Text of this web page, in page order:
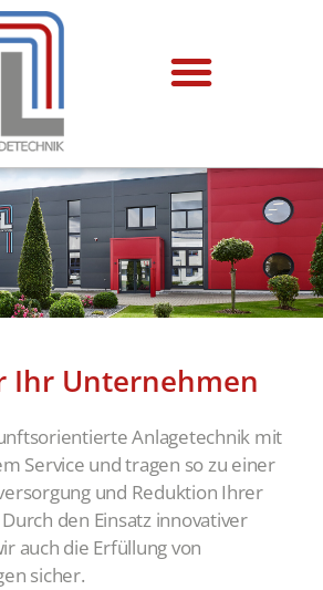
Ihr Unternehmen
Anlagetechnik mit
Service und tragen so zu einer
und Reduktion Ihrer
den Einsatz innovativer
auch die Erfüllung von
sicher.